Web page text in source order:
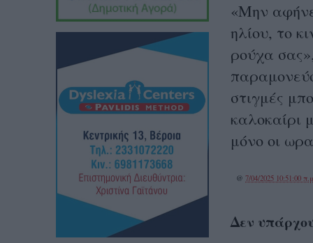
«Μην
ηλίου, το
ρούχα
στιγμές
καλοκαίρι
μόνο οι
@ 7/04/2025 10:51:00
Δεν